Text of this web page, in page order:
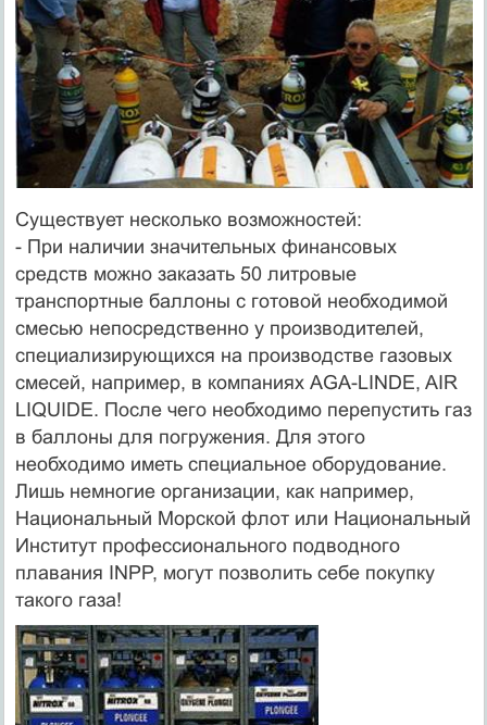
Существует несколько возможностей:
- При наличии значительных финансовых
средств можно заказать 50 литровые
транспортные баллоны с готовой необходимой
смесью непосредственно у производителей,
специализирующихся на производстве газовых
смесей, например, в компаниях AGA-LINDE, AIR
LIQUIDE. После чего необходимо перепустить газ
в баллоны для погружения. Для этого
необходимо иметь специальное оборудование.
Лишь немногие организации, как например,
Национальный Морской флот или Национальный
Институт профессионального подводного
плавания INPP, могут позволить себе покупку
такого газа!